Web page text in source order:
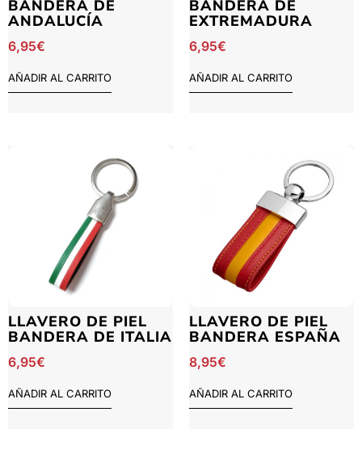
BANDERA DE
ANDALUCÍA
6,95€
AÑADIR AL CARRITO
BANDERA DE
EXTREMADURA
6,95€
AÑADIR AL CARRITO
LLAVERO DE PIEL
BANDERA DE ITALIA
6,95€
AÑADIR AL CARRITO
LLAVERO DE PIEL
BANDERA ESPAÑA
8,95€
AÑADIR AL CARRITO